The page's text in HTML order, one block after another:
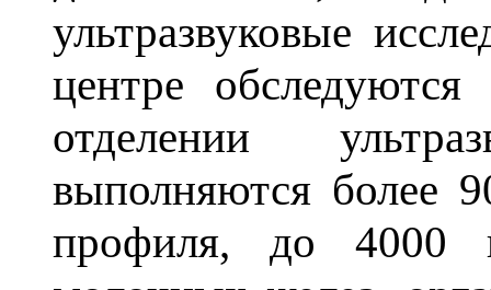
ультразвуковые
центре
отделении
выполняются более
профиля, до 4000